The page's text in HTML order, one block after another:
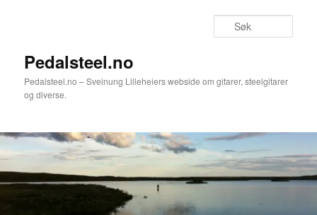
Pedalsteel.no
Pedalsteel.no – Sveinung Lilleheiers webside om gitarer, steelgitarer
og diverse.